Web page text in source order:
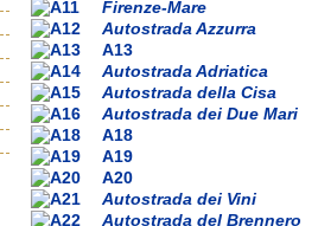
Firenze-Mare
Autostrada Azzurra
A13
Autostrada Adriatica
Autostrada della Cisa
Autostrada dei Due Mari
A18
A19
A20
Autostrada dei Vini
Autostrada del Brennero